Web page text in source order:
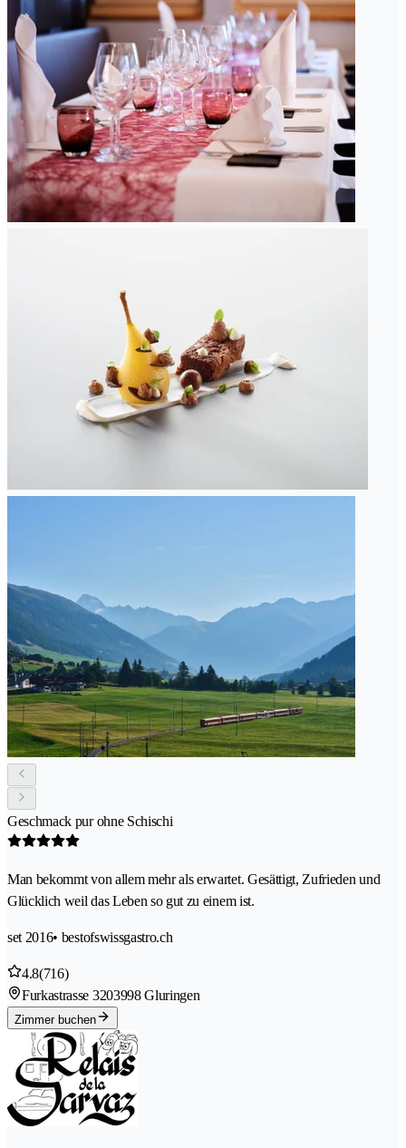
Geschmack pur ohne Schischi
Man bekommt von allem mehr als erwartet. Gesättigt, Zufrieden und
Glücklich weil das Leben so gut zu einem ist.
set 2016• bestofswissgastro.ch
4.8(716)
Furkastrasse 3203998 Gluringen
Zimmer buchen